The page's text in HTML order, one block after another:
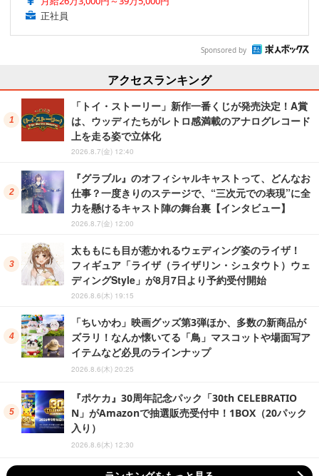
正社員
Sponsored by
アクセスランキング
「トイ・ストーリー」新作一番くじが発売決定！A賞
は、ウッディたちがレトロ感満載のアナログレコード
上を走る姿で立体化
2026.8.7(金) 12:40
『グラブル』のオフィシャルキャストって、どんなお
仕事？一度きりのステージで、“三次元での表現”に全
力を懸けるキャスト陣の舞台裏【インタビュー】
2026.8.7(金) 12:00
太ももにも目が惹かれるウェディング姿のライザ！
フィギュア「ライザ（ライザリン・シュタウト）ウェ
ディングStyle」が8月7日より予約受付開始
2026.8.6(木) 19:15
「ちいかわ」映画グッズ第3弾ほか、多数の新商品が
ズラリ！なんか懐いてる「鳥」マスコットや場面写ア
イテムなど必見のラインナップ
2026.8.6(木) 20:25
『ポケカ』30周年記念パック「30th CELEBRATIO
N」がAmazonで抽選販売受付中！1BOX（20パック
入り）
2026.8.6(木) 12:30